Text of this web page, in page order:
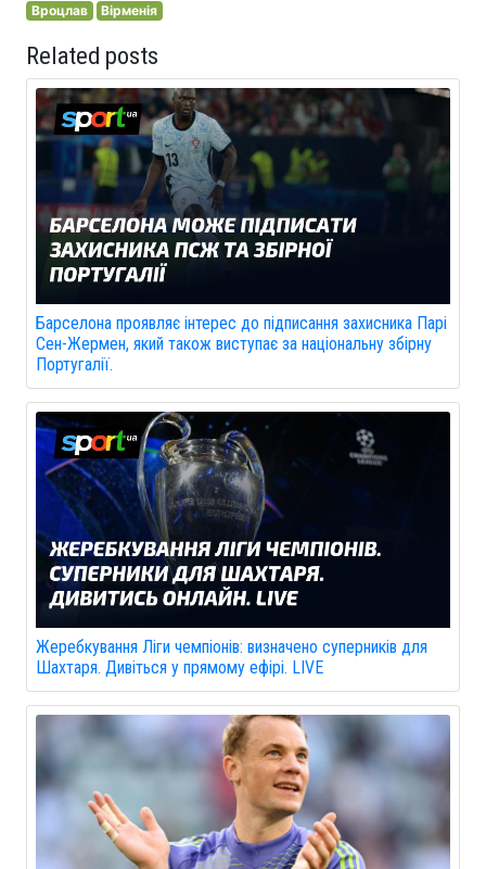
Вроцлав
Вірменія
Related posts
Барселона проявляє інтерес до підписання захисника Парі
Сен-Жермен, який також виступає за національну збірну
Португалії.
Жеребкування Ліги чемпіонів: визначено суперників для
Шахтаря. Дивіться у прямому ефірі. LIVE